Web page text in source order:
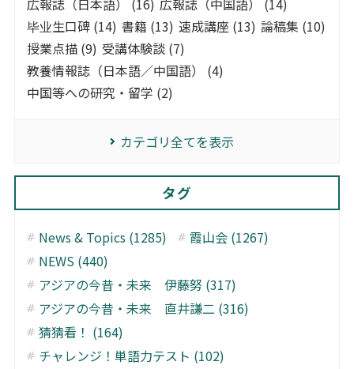
広報誌（日本語） (16) 広報誌（中国語） (14)
毕业生口碑 (14) 書籍 (13) 速成講座 (13) 論稿集 (10)
授業点描 (9) 受講体験談 (7)
教養情報誌（日本語／中国語） (4)
中国等への研究・留学 (2)
カテゴリ全てを表示
タグ
News & Topics (1285)
霞山会 (1267)
NEWS (440)
アジアの今昔・未来 伊藤努 (317)
アジアの今昔・未来 直井謙二 (316)
猜猜看！ (164)
チャレンジ！単語力テスト (102)